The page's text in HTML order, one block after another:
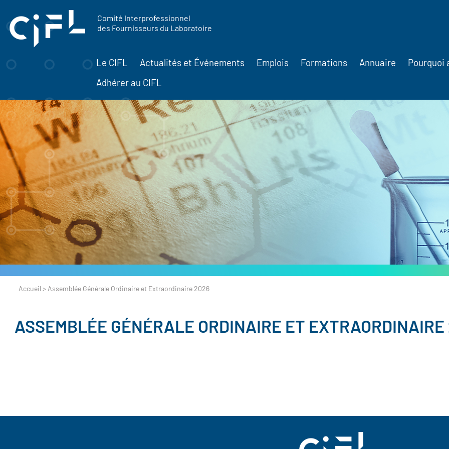
Comité Interprofessionnel
des Fournisseurs du Laboratoire
Le CIFL Actualités et Événements Emplois Formations Annuaire Pourquoi
Adhérer au CIFL
Accueil > Assemblée Générale Ordinaire et Extraordinaire 2026
ASSEMBLÉE GÉNÉRALE ORDINAIRE ET